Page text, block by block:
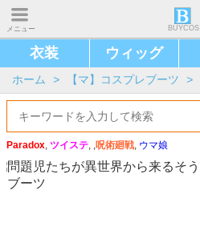
メニュー BUYCOS
衣装 ウィッグ
ホーム > 【マ】コスプレブーツ >
Paradox, ツイステ, ,呪術廻戦, ウマ娘